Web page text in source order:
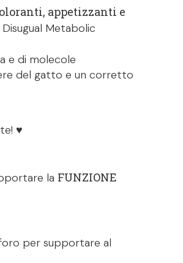
appetizzanti e
Metabolic
e di molecole
del gatto e un corretto
♥
la FUNZIONE
per supportare al